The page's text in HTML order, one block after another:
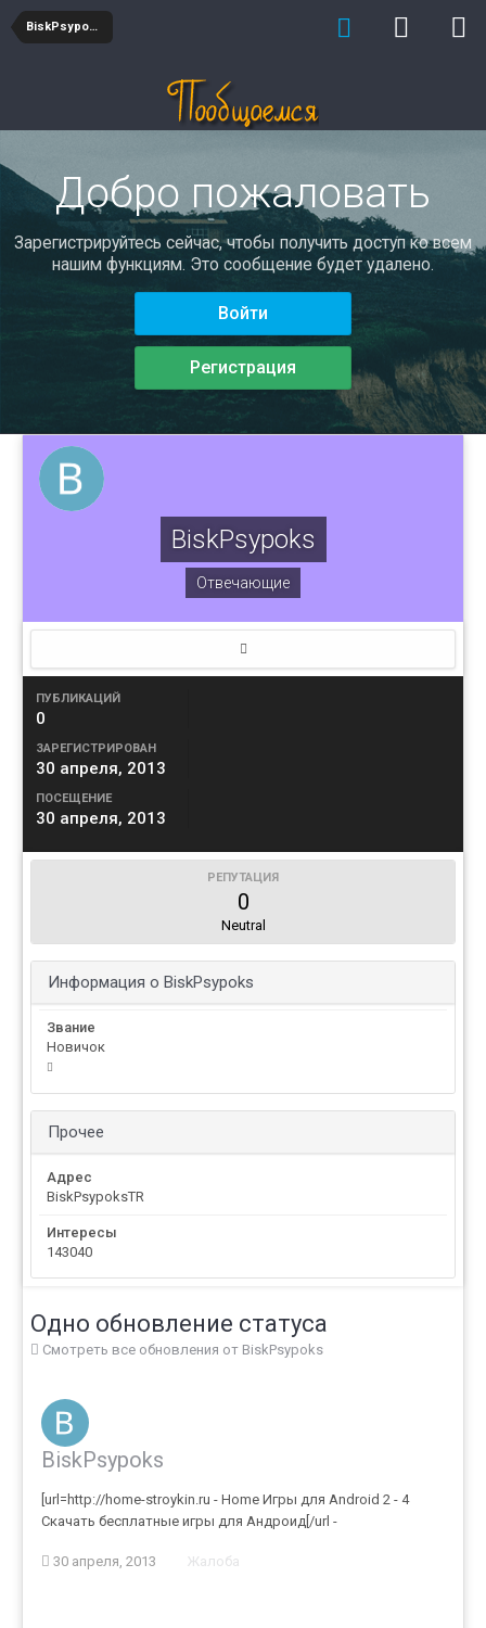
BiskPsypoks
Добро пожаловать
Зарегистрируйтесь сейчас, чтобы получить доступ ко всем
нашим функциям. Это сообщение будет удалено.
Войти
Регистрация
BiskPsypoks
Отвечающие
ПУБЛИКАЦИЙ
0
ЗАРЕГИСТРИРОВАН
30 апреля, 2013
ПОСЕЩЕНИЕ
30 апреля, 2013
РЕПУТАЦИЯ
0
Neutral
Информация о BiskPsypoks
Звание
Новичок
Прочее
Адрес
BiskPsypoksTR
Интересы
143040
Одно обновление статуса
Смотреть все обновления от BiskPsypoks
BiskPsypoks
[url=http://home-stroykin.ru - Home Игры для Android 2 - 4
Скачать бесплатные игры для Андроид[/url -
30 апреля, 2013 Жалоба